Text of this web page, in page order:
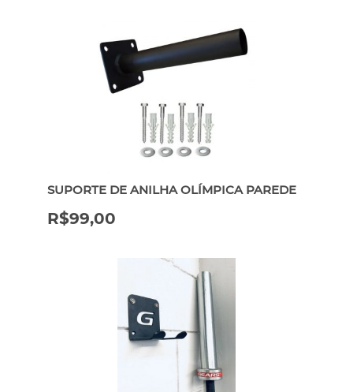
SUPORTE DE ANILHA OLÍMPICA PAREDE
R$99,00